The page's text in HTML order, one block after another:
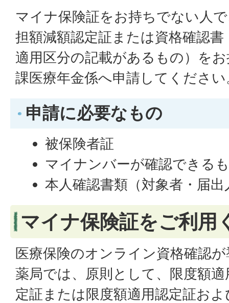
マイナ保険証をお持ちでない人
担額減額認定証または資格確認
適用区分の記載があるもの）を
課医療年金係へ申請してください
申請に必要なもの
被保険者証
マイナンバーが確認できる
本人確認書類（対象者・届出
マイナ保険証をご利用
医療保険のオンライン資格確認
薬局では、原則として、限度額
定証または限度額適用認定証お